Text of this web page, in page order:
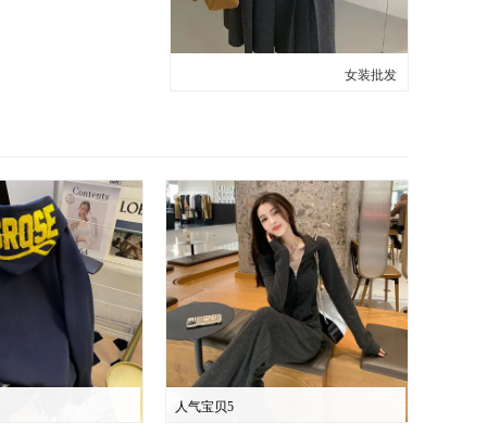
女装批发
人气宝贝5